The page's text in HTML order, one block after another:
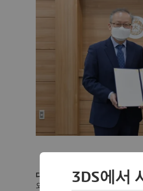
대한민국 서울, 2020년 12월
와 제조 혁신을 위한 기술교육
3DS에서